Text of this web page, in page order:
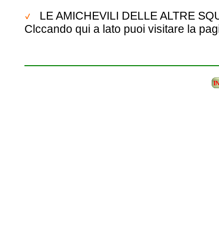
LE AMICHEVILI DELLE ALTRE
Clccando qui a lato puoi visitare la